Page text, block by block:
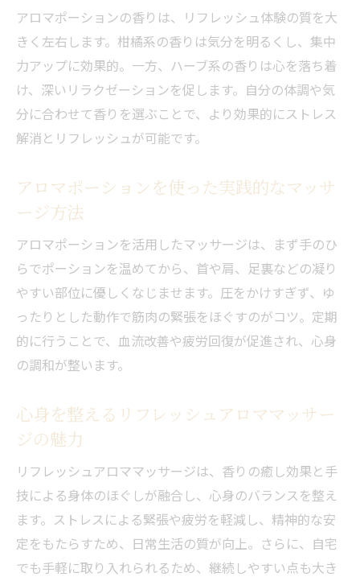
アロマポーションの香りは、リフレッシュ体験の質を大
きく左右します。柑橘系の香りは気分を明るくし、集中
力アップに効果的。一方、ハーブ系の香りは心を落ち着
け、深いリラクゼーションを促します。自分の体調や気
分に合わせて香りを選ぶことで、より効果的にストレス
解消とリフレッシュが可能です。
アロマポーションを使った実践的なマッサ
ージ方法
アロマポーションを活用したマッサージは、まず手のひ
らでポーションを温めてから、首や肩、足裏などの凝り
やすい部位に優しくなじませます。圧をかけすぎず、ゆ
ったりとした動作で筋肉の緊張をほぐすのがコツ。定期
的に行うことで、血流改善や疲労回復が促進され、心身
の調和が整います。
心身を整えるリフレッシュアロママッサー
ジの魅力
リフレッシュアロママッサージは、香りの癒し効果と手
技による身体のほぐしが融合し、心身のバランスを整え
ます。ストレスによる緊張や疲労を軽減し、精神的な安
定をもたらすため、日常生活の質が向上。さらに、自宅
でも手軽に取り入れられるため、継続しやすい点も大き